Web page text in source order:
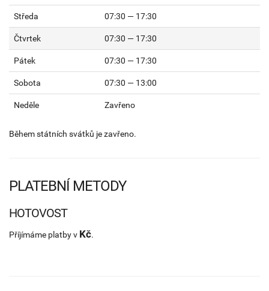
Středa 07:30 — 17:30
Čtvrtek 07:30 — 17:30
Pátek 07:30 — 17:30
Sobota 07:30 — 13:00
Neděle Zavřeno
Během státních svátků je zavřeno.
PLATEBNÍ METODY
HOTOVOST
Příjímáme platby v Kč.